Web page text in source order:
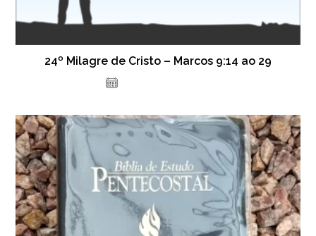
24º Milagre de Cristo – Marcos 9:14 ao 29